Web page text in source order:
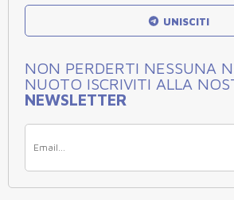
UNISCITI
NON PERDERTI NESSUNA
NUOTO ISCRIVITI ALLA
NEWSLETTER